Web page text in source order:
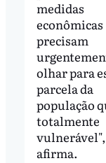
medidas
econômicas
precisam
olhar para
parcela da
população
totalmente
vulnerável",
afirma.